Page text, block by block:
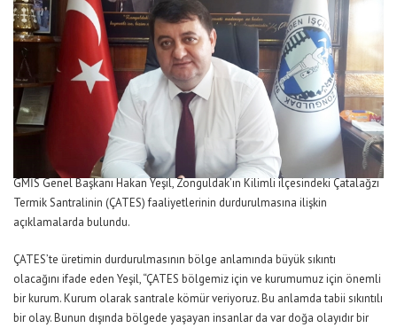
GMİS Genel Başkanı Hakan Yeşil, Zonguldak’ın Kilimli ilçesindeki Çatalağzı
Termik Santralinin (ÇATES) faaliyetlerinin durdurulmasına ilişkin
açıklamalarda bulundu.
ÇATES’te üretimin durdurulmasının bölge anlamında büyük sıkıntı
olacağını ifade eden Yeşil, “ÇATES bölgemiz için ve kurumumuz için önemli
bir kurum. Kurum olarak santrale kömür veriyoruz. Bu anlamda tabii sıkıntılı
bir olay. Bunun dışında bölgede yaşayan insanlar da var doğa olayıdır bir